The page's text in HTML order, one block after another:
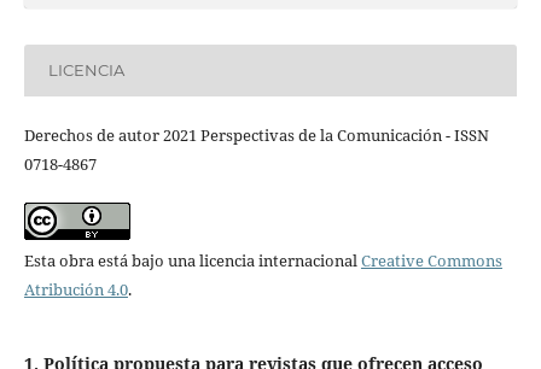
LICENCIA
Derechos de autor 2021 Perspectivas de la Comunicación - ISSN
0718-4867
Esta obra está bajo una licencia internacionalCreative Commons
Atribución 4.0.
1. Política propuesta para revistas que ofrecen acceso